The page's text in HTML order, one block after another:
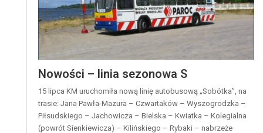
Nowości – linia sezonowa S
15 lipca KM uruchomiła nową linię autobusową „Sobótka”, na
trasie: Jana Pawła-Mazura – Czwartaków – Wyszogrodzka –
Piłsudskiego – Jachowicza – Bielska – Kwiatka – Kolegialna
(powrót Sienkiewicza) – Kilińskiego – Rybaki – nabrzeże